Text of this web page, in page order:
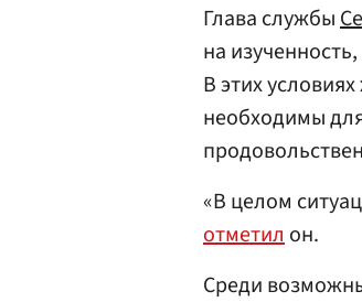
Глава службы
на
В этих
необходимы
«В целом
отметилон.
Среди